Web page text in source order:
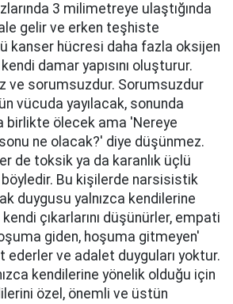
3 milimetreye ulaştığında
gelir ve erken teşhiste
kanser hücresi daha fazla oksijen
damar yapısını oluşturur.
ve sorumsuzdur. Sorumsuzdur
vücuda yayılacak, sonunda
birlikte ölecek ama 'Nereye
ne olacak?' diye düşünmez.
de toksik ya da karanlık üçlü
böyledir. Bu kişilerde narsisistik
duygusu yalnızca kendilerine
çıkarlarını düşünürler, empati
giden, hoşuma gitmeyen'
ederler ve adalet duyguları yoktur.
kendilerine yönelik olduğu için
özel, önemli ve üstün